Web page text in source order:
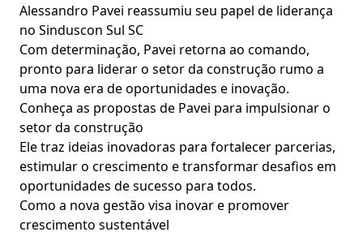
Alessandro Pavei reassumiu seu papel de liderança
no Sinduscon Sul SC
Com determinação, Pavei retorna ao comando,
pronto para liderar o setor da construção rumo a
uma nova era de oportunidades e inovação.
Conheça as propostas de Pavei para impulsionar o
setor da construção
Ele traz ideias inovadoras para fortalecer parcerias,
estimular o crescimento e transformar desafios em
oportunidades de sucesso para todos.
Como a nova gestão visa inovar e promover
crescimento sustentável